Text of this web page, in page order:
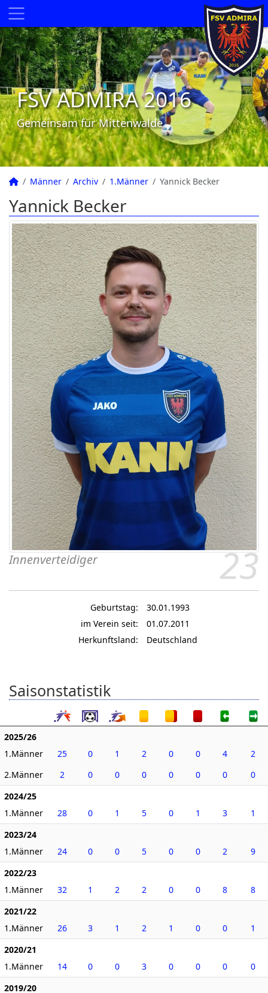
FSV ADMIRA 2016
Gemeinsam für Mittenwalde
Männer Archiv 1.Männer Yannick Becker
Yannick Becker
23
Innenverteidiger
Geburtstag:
30.01.1993
im Verein seit:
01.07.2011
Herkunftsland:
Deutschland
Saisonstatistik
2025/26
1.Männer
25 0 1 2 0 0 4
2
2.Männer
2 0 0 0 0 0 0
0
2024/25
1.Männer
28 0 1 5 0 1 3
1
2023/24
1.Männer
24 0 0 5 0 0 2
9
2022/23
1.Männer
32 1 2 2 0 0 8
8
2021/22
1.Männer
26 3 1 2 1 0 0
1
2020/21
1.Männer
14 0 0 3 0 0 0
0
2019/20